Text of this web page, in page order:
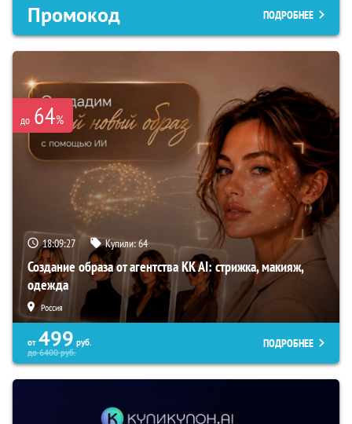
Промокод ПОДРОБНЕЕ
до 64%
18:09:26 Купили:64
Создание образа от агентства KK AI: стрижка, макияж,
одежда
Россия
от 499 руб.
до6400руб.
ПОДРОБНЕЕ